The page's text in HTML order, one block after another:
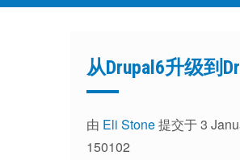
从Drupal6升级到
由 Eli Stone提交于 3
150102